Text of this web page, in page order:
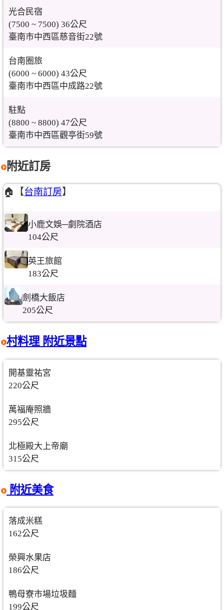
光合民宿
(7500 ~ 7500) 36公尺
臺南市中西區慈音街22號
台南圈旅
(6000 ~ 6000) 43公尺
臺南市中西區中成路22號
駐點
(8800 ~ 8800) 47公尺
臺南市中西區觀亭街59號
附近訂房
🏠【台南訂房】
小鹿文娛─劇院酒店
104公尺
英王旅館
183公尺
劍橋大飯店
205公尺
村料理 附近景點
開基靈祐宮
220公尺
萬福庵照牆
295公尺
北極殿大上帝廟
315公尺
附近美食
落成米糕
162公尺
榮興水果店
186公尺
鴨母寮市場垃圾麵
199公尺